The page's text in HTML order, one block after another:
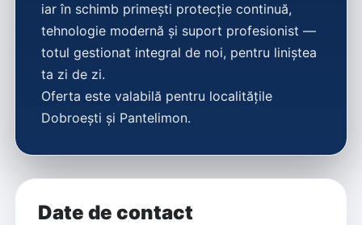
iar în schimb primești protecție continuă,
tehnologie modernă și suport profesionist —
totul gestionat integral de noi, pentru liniștea
ta zi de zi.
Oferta este valabilă pentru localitățile
Dobroești și Pantelimon.
Date de contact